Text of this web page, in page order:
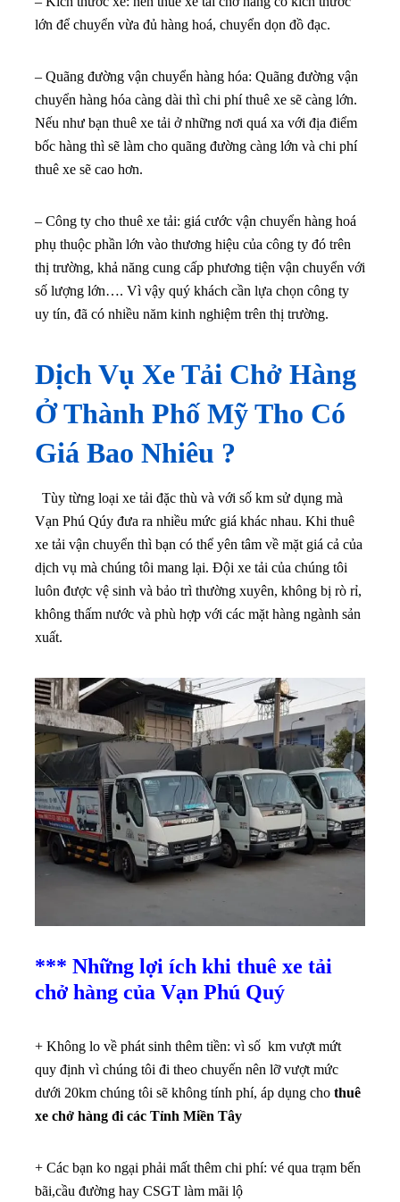
lớn để chuyển vừa đủ hàng hoá, chuyển dọn đồ đạc.
– Quãng đường vận chuyển hàng hóa: Quãng đường vận
chuyển hàng hóa càng dài thì chi phí thuê xe sẽ càng lớn.
Nếu như bạn thuê xe tải ở những nơi quá xa với địa điểm
bốc hàng thì sẽ làm cho quãng đường càng lớn và chi phí
thuê xe sẽ cao hơn.
– Công ty cho thuê xe tải: giá cước vận chuyển hàng hoá
phụ thuộc phần lớn vào thương hiệu của công ty đó trên
thị trường, khả năng cung cấp phương tiện vận chuyển với
số lượng lớn…. Vì vậy quý khách cần lựa chọn công ty
uy tín, đã có nhiều năm kinh nghiệm trên thị trường.
Dịch Vụ Xe Tải Chở Hàng
Ở Thành Phố Mỹ Tho Có
Giá Bao Nhiêu ?
Tùy từng loại xe tải đặc thù và với số km sử dụng mà
Vạn Phú Qúy đưa ra nhiều mức giá khác nhau. Khi thuê
xe tải vận chuyển thì bạn có thể yên tâm về mặt giá cả của
dịch vụ mà chúng tôi mang lại. Đội xe tải của chúng tôi
luôn được vệ sinh và bảo trì thường xuyên, không bị rò rỉ,
không thấm nước và phù hợp với các mặt hàng ngành sản
xuất.
*** Những lợi ích khi thuê xe tải
chở hàng của Vạn Phú Quý
+ Không lo về phát sinh thêm tiền: vì số km vượt mứt
quy định vì chúng tôi đi theo chuyến nên lỡ vượt mức
dưới 20km chúng tôi sẽ không tính phí, áp dụng cho thuê
xe chở hàng đi các Tỉnh Miền Tây
+ Các bạn ko ngại phải mất thêm chi phí: vé qua trạm bến
bãi,cầu đường hay CSGT làm mãi lộ